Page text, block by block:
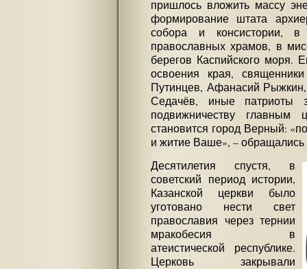
пришлось вложить массу
формирование штата
собора и консистории, в
православных храмов, в
берегов Каспийского
освоения края,
Путинцев, Афанасий
Седачёв, иные патриоты
подвижничеству главным
становится город Верный:
и житие Ваше», – обращались
Десятилетия спустя, в
советский период истории,
Казанской церкви было
уготовано нести свет
православия через тернии
мракобесия в
атеистической республике.
Церковь закрывали